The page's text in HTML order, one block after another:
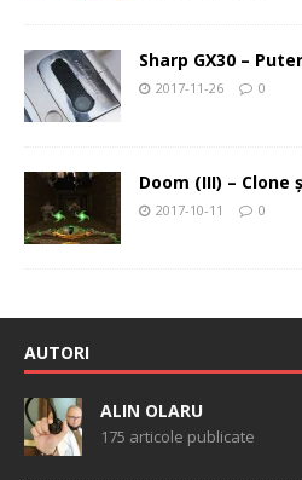
Sharp GX30 –
2017-11-26 0
Doom (III) –
2017-10-11 0
AUTORI
ALIN OLARU
175 articole publicate